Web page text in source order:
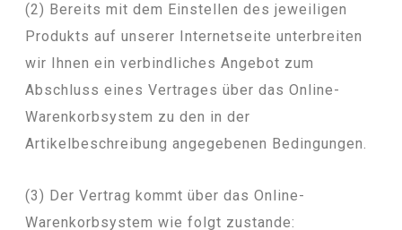
(2) Bereits mit dem Einstellen des jeweiligen
Produkts auf unserer Internetseite unterbreiten
wir Ihnen ein verbindliches Angebot zum
Abschluss eines Vertrages über das Online-
Warenkorbsystem zu den in der
Artikelbeschreibung angegebenen Bedingungen.
(3) Der Vertrag kommt über das Online-
Warenkorbsystem wie folgt zustande: